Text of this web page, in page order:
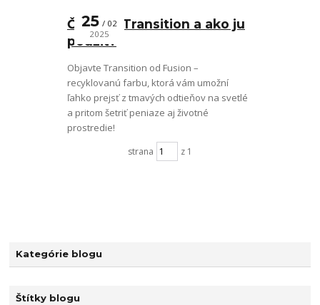
Kategórie blogu
Štítky blogu
Čo je to Transition a ako ju
použiť?
25
02
2025
Objavte Transition od Fusion –
recyklovanú farbu, ktorá vám umožní
ľahko prejsť z tmavých odtieňov na svetlé
a pritom šetriť peniaze aj životné
prostredie!
strana z 1